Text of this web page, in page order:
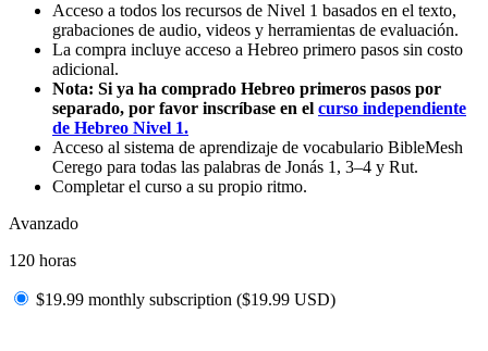
Acceso a todos los recursos de Nivel 1 basados en el texto,
grabaciones de audio, videos y herramientas de evaluación.
La compra incluye acceso a Hebreo primero pasos sin costo
adicional.
Nota: Si ya ha comprado Hebreo primeros pasos por
separado, por favor inscríbase en el curso independiente
de Hebreo Nivel 1.
Acceso al sistema de aprendizaje de vocabulario BibleMesh
Cerego para todas las palabras de Jonás 1, 3–4 y Rut.
Completar el curso a su propio ritmo.
Avanzado
120 horas
$19.99 monthly subscription ($19.99 USD)